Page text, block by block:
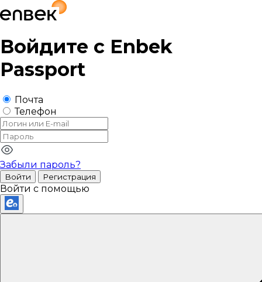
Войдите с Enbek
Passport
Почта
Телефон
Забыли пароль?
Войти Регистрация
Войти с помощью